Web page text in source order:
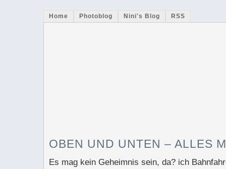
Home Photoblog Nini's Blog RSS
OBEN UND UNTEN – ALLES
Es mag kein Geheimnis sein, da? ich